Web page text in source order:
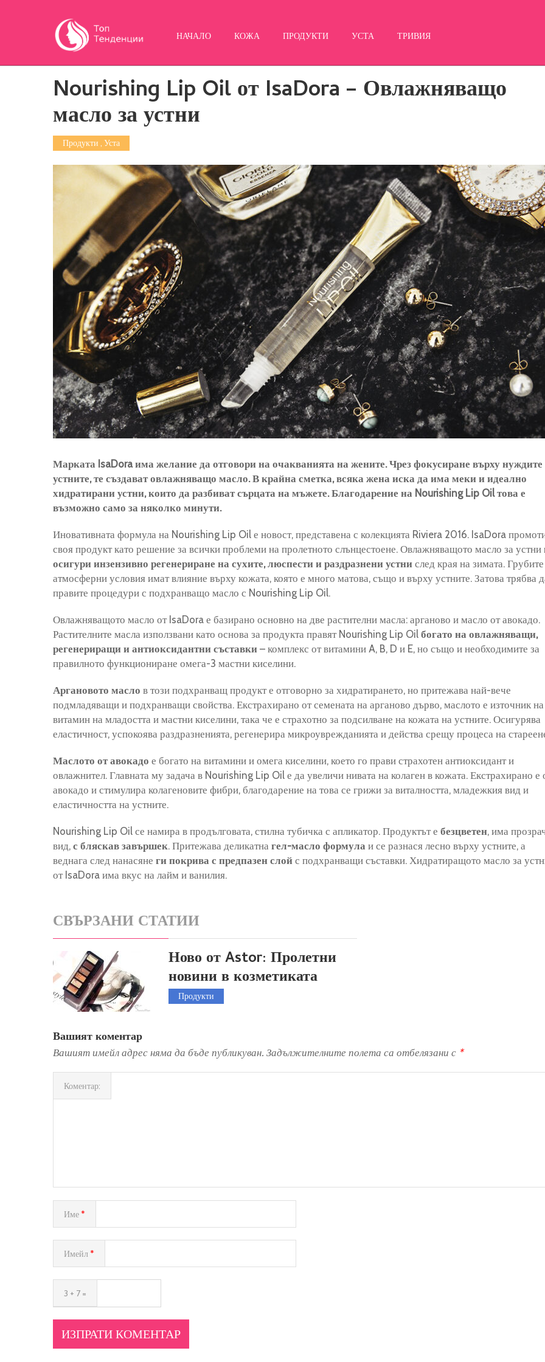
НАЧАЛО КОЖА ПРОДУКТИ УСТА ТРИВИЯ
Nourishing Lip Oil от IsaDora – Овлажняващо
масло за устни
Продукти , Уста
Марката IsaDora има желание да отговори на очакванията на жените. Чрез фокусиране върху нуждите
устните, те създават овлажняващо масло. В крайна сметка, всяка жена иска да има меки и идеално
хидратирани устни, които да разбиват сърцата на мъжете. Благодарение на Nourishing Lip Oil това е
възможно само за няколко минути.
Иновативната формула на Nourishing Lip Oil е новост, представена с колекцията Riviera 2016. IsaDora
своя продукт като решение за всички проблеми на пролетното слънцестоене. Овлажняващото масло за устни
осигури инзензивно регенериране на сухите, люспести и раздразнени устни след края на зимата. Грубите
атмосферни условия имат влияние върху кожата, която е много матова, също и върху устните. Затова трябва
правите процедури с подхранващо масло с Nourishing Lip Oil.
Овлажняващото масло от IsaDora е базирано основно на две растителни масла: арганово и масло от авокадо.
Растителните масла използвани като основа за продукта правят Nourishing Lip Oil богато на овлажняващи,
регенериращи и антиоксидантни съставки – комплекс от витамини A, B, D и E, но също и необходимите за
правилното функциониране омега-3 мастни киселини.
Аргановото масло в този подхранващ продукт е отговорно за хидратирането, но притежава най-вече
подмладяващи и подхранващи свойства. Екстрахирано от семената на арганово дърво, маслото е източник на
витамин на младостта и мастни киселини, така че е страхотно за подсилване на кожата на устните. Осигурява
еластичност, успокоява раздразненията, регенерира микроуврежданията и действа срещу процеса на
Маслото от авокадо е богато на витамини и омега киселини, което го прави страхотен антиоксидант и
овлажнител. Главната му задача в Nourishing Lip Oil е да увеличи нивата на колаген в кожата. Екстрахирано е
авокадо и стимулира колагеновите фибри, благодарение на това се грижи за виталността, младежкия вид и
еластичността на устните.
Nourishing Lip Oil се намира в продълговата, стилна тубичка с апликатор. Продуктът е безцветен, има
вид, с бляскав завършек. Притежава деликатна гел-масло формула и се разнася лесно върху устните, а
веднага след нанасяне ги покрива с предпазен слой с подхранващи съставки. Хидратиращото масло за
от IsaDora има вкус на лайм и ванилия.
СВЪРЗАНИ СТАТИИ
Ново от Astor: Пролетни
новини в козметиката
Продукти
Вашият коментар
Вашият имейл адрес няма да бъде публикуван. Задължителните полета са отбелязани с *
Коментар:
Име*
Имейл*
3 + 7 =